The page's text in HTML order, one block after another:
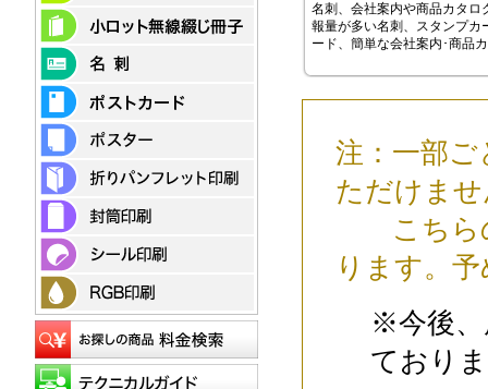
名刺、会社案内や商品カタロ
報量が多い名刺、スタンプカ
ード、簡単な会社案内･商品
注：一部
ただけま
こちら
ります。
※今後、
ており